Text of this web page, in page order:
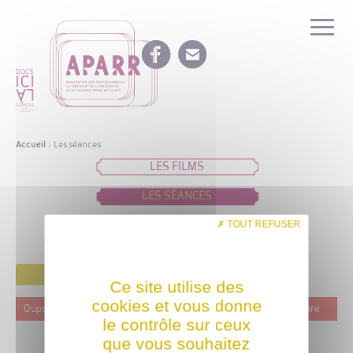
Accueil > Les séances
LES FILMS
LES SÉANCES
IDÉES DE PROGRAMMATION
Oups ! Ce film n'est programmé actuellement dans aucune structure
Ce site utilise des
cookies et vous donne
le contrôle sur ceux
que vous souhaitez
TOUT REFUSER